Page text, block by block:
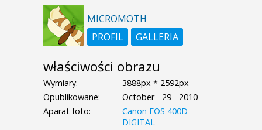
MICROMOTH
PROFIL
GALLERIA
właściwości obrazu
Wymiary:
3888px * 2592px
Opublikowane:
October - 29 - 2010
Aparat foto:
Canon EOS 400D
DIGITAL